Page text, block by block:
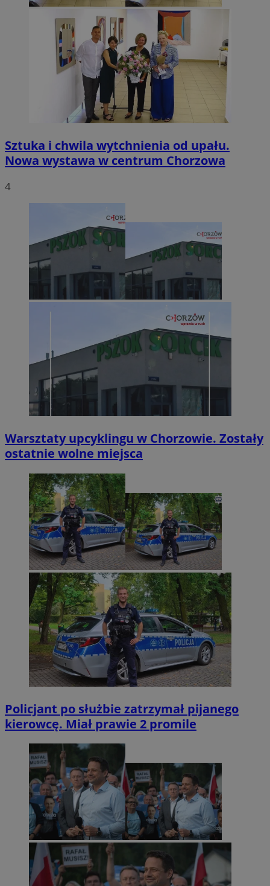
Sztuka i chwila wytchnienia od upału.
Nowa wystawa w centrum Chorzowa
4
Warsztaty upcyklingu w Chorzowie. Zostały
ostatnie wolne miejsca
Policjant po służbie zatrzymał pijanego
kierowcę. Miał prawie 2 promile